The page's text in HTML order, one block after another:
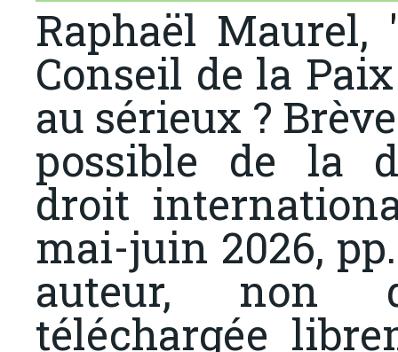
Raphaël
Conseil de la
au sérieux ?
possible de la
droit
mai-juin 2026,
auteur, non
téléchargée